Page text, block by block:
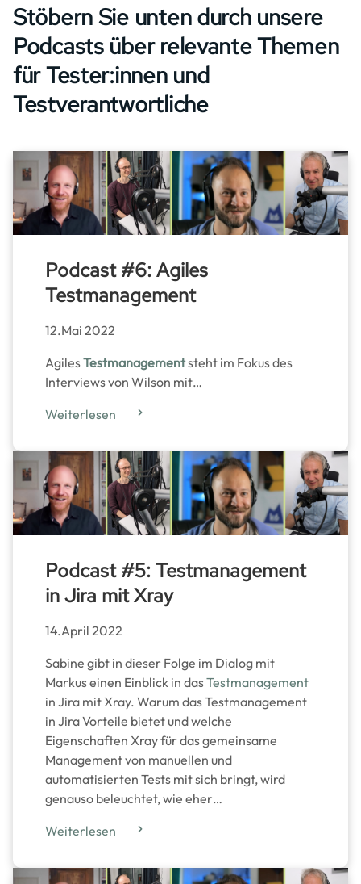
Stöbern Sie unten durch unsere
Podcasts über relevante Themen
für Tester:innen und
Testverantwortliche
Podcast #6: Agiles
Testmanagement
12.Mai 2022
AgilesTestmanagementsteht im Fokus des
Interviews von Wilson mit…
Weiterlesen
Podcast #5: Testmanagement
in Jira mit Xray
14.April 2022
Sabine gibt in dieser Folge im Dialog mit
Markus einen Einblick in dasTestmanagement
in Jira mit Xray. Warum das Testmanagement
in Jira Vorteile bietet und welche
Eigenschaften Xray für das gemeinsame
Management von manuellen und
automatisierten Tests mit sich bringt, wird
genauso beleuchtet, wie eher…
Weiterlesen